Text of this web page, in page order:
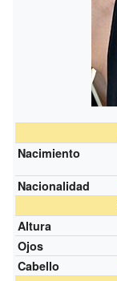
Nacimiento
Nacionalidad
Altura
Ojos
Cabello